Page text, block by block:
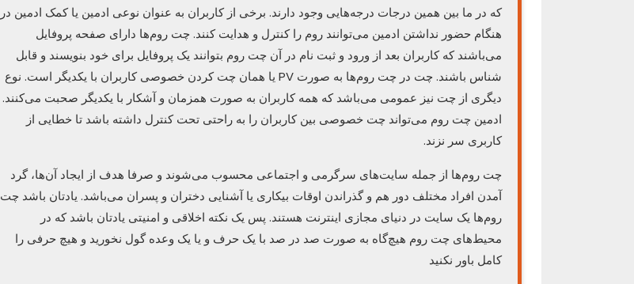
که در ما بین همین درجات درجه‌هایی وجود دارند. برخی از کاربران به عنوان نوعی ادمین یا کمک ادمین در
هنگام حضور نداشتن ادمین می‌توانند روم را کنترل و هدایت کنند. چت روم‌ها دارای صفحه پروفایل
می‌باشند که کاربران بعد از ورود و ثبت نام در آن چت روم بتوانند یک پروفایل برای خود بنویسند و قابل
شناس باشند. چت در چت روم‌ها به صورت PV یا همان چت کردن خصوصی کاربران با یکدیگر است. نوع
دیگری از چت نیز عمومی می‌باشد که همه کاربران به صورت همزمان و آشکار با یکدیگر صحبت می‌کنند.
ادمین چت روم می‌تواند چت خصوصی بین کاربران را به راحتی تحت کنترل داشته باشد تا خطایی از
کاربری سر نزند.
چت روم‌ها از جمله سایت‌های سرگرمی و اجتماعی محسوب می‌شوند و صرفا هدف از ایجاد آن‌ها، گرد
آمدن افراد مختلف دور هم و گذراندن اوقات بیکاری یا آشنایی دختران و پسران می‌باشد. یادتان باشد چت‌
روم‌ها یک سایت در دنیای مجازی اینترنت هستند. پس یک نکته اخلاقی و امنیتی یادتان باشد که در
محیط‌های چت روم هیچ‌گاه به صورت صد در صد با یک حرف و یا یک وعده گول نخورید و هیچ حرفی را
کامل باور نکنید